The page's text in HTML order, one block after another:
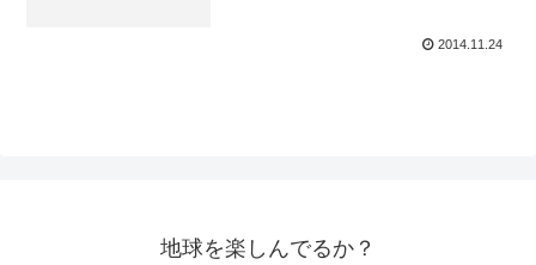
2014.11.24
地球を楽しんでるか？